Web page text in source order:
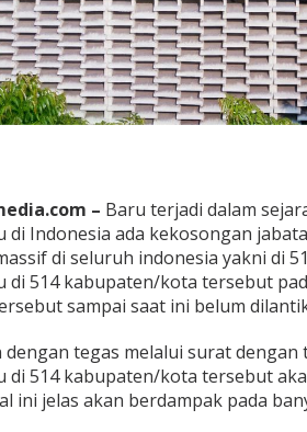
– Baru terjadi dalam
di Indonesia ada kekosongan
di seluruh indonesia yakni di
di 514 kabupaten/kota tersebut
sampai saat ini belum
dengan tegas melalui surat
di 514 kabupaten/kota tersebut
ini jelas akan berdampak pada